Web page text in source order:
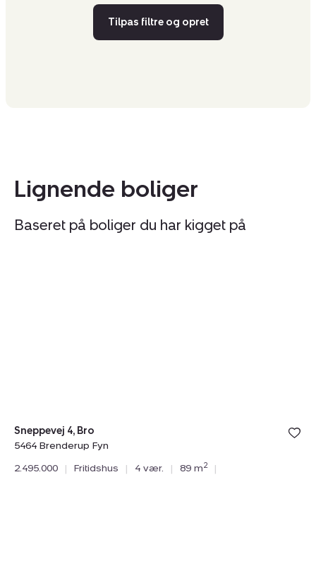
Tilpas filtre og opret
Lignende boliger
Baseret på boliger du har kigget på
Sneppevej 4, Bro
5464 Brenderup Fyn
2.495.000
| Fritidshus | 4 vær. | 89 m2 |